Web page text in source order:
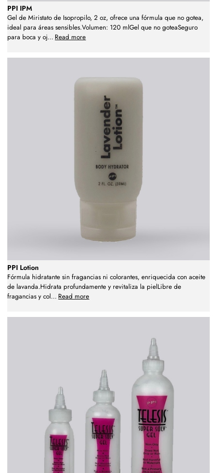
PPI IPM
Gel de Miristato de Isopropilo, 2 oz, ofrece una fórmula que no gotea,
ideal para áreas sensibles.Volumen: 120 mlGel que no goteaSeguro
para boca y oj... Read more
PPI Lotion
Fórmula hidratante sin fragancias ni colorantes, enriquecida con aceite
de lavanda.Hidrata profundamente y revitaliza la pielLibre de
fragancias y col... Read more